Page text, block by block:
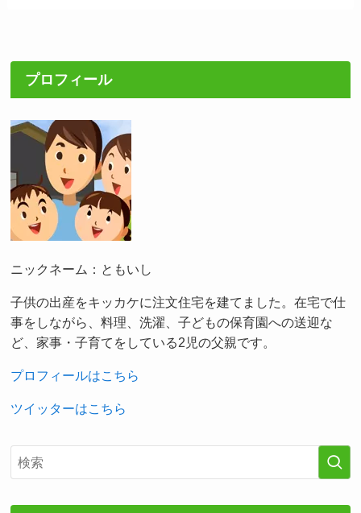
プロフィール
ニックネーム：ともいし
子供の出産をキッカケに注文住宅を建てました。在宅で仕
事をしながら、料理、洗濯、子どもの保育園への送迎な
ど、家事・子育てをしている2児の父親です。
プロフィールはこちら
ツイッターはこちら